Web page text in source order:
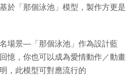
於「那個泳池」模型，製作方更是
場景—「那個泳池」作為設計藍
憶，你也可以成為愛情動作／動畫
，此模型可對應流行的